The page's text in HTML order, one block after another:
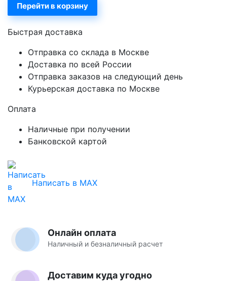
Перейти в корзину
Быстрая доставка
Отправка со склада в Москве
Доставка по всей России
Отправка заказов на следующий день
Курьерская доставка по Москве
Оплата
Наличные при получении
Банковской картой
Написать в MAX
Онлайн оплата
Наличный и безналичный расчет
Доставим куда угодно